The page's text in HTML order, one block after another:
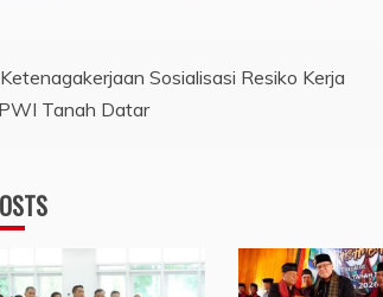
Sosialisasi Resiko Kerja
Tanah Datar